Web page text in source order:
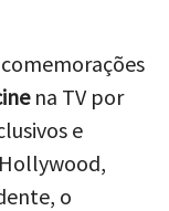
na TV por
e
o